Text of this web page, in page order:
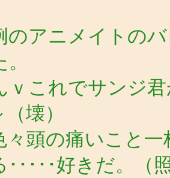
のアニメイトの
ｖこれでサンジ
壊）
々頭の痛いこと
･････好きだ。（